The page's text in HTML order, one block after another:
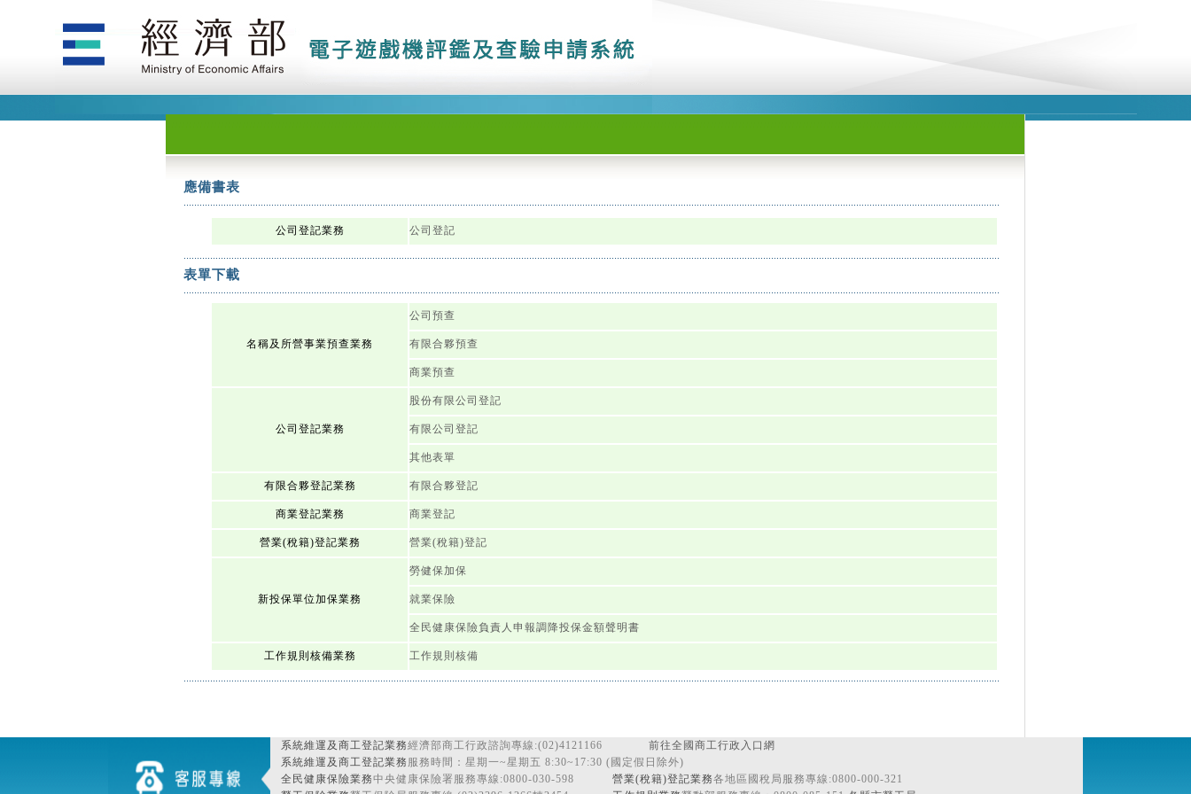
應備書表
公司登記業務 公司登記
表單下載
名稱及所營事業預查業務
公司預查
有限合夥預查
商業預查
公司登記業務
股份有限公司登記
有限公司登記
其他表單
有限合夥登記業務 有限合夥登記
商業登記業務 商業登記
營業(稅籍)登記業務 營業(稅籍)登記
新投保單位加保業務
勞健保加保
就業保險
全民健康保險負責人申報調降投保金額聲明書
工作規則核備業務 工作規則核備
系統維運及商工登記業務經濟部商工行政諮詢專線:(02)4121166 前往全國商工行政入口網
系統維運及商工登記業務 服務時間：星期一~星期五 8:30~17:30 (國定假日除外)
全民健康保險業務中央健康保險署服務專線:0800-030-598 營業(稅籍)登記業務各地區國稅局服務專線:0800-000-321